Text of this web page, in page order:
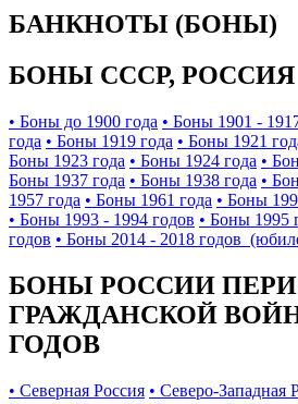
БАНКНОТЫ (БОНЫ)
БОНЫ СССР, РОССИЯ
• Боны до 1900 года • Боны 1901 -
года • Боны 1919 года • Боны 1921
Боны 1923 года • Боны 1924 года •
Боны 1937 года • Боны 1938 года •
1957 года • Боны 1961 года • Боны
• Боны 1993 - 1994 годов • Боны 1995
годов • Боны 2014 - 2018 годов
БОНЫ РОССИИ
ГРАЖДАНСКОЙ
ГОДОВ
• Северная Россия • Северо-Западная